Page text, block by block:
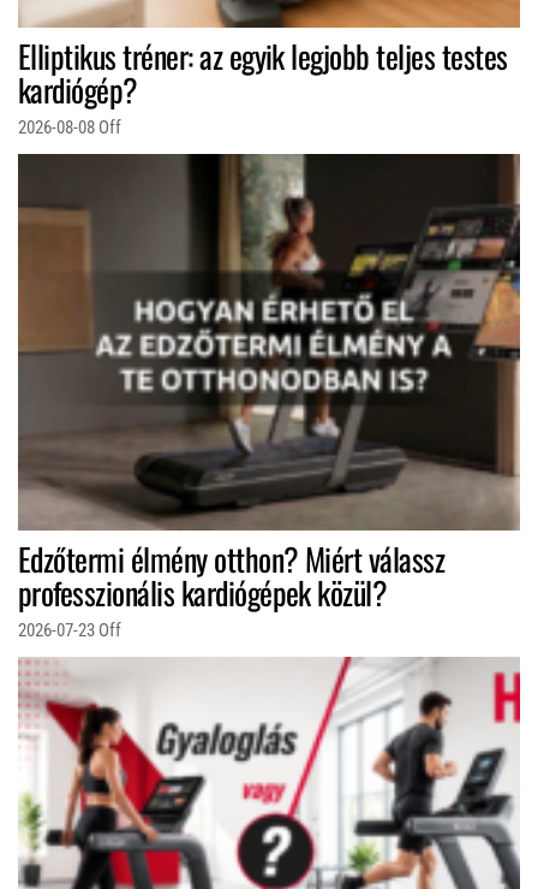
Elliptikus tréner: az egyik legjobb teljes testes
kardiógép?
2026-08-08 Off
Edzőtermi élmény otthon? Miért válassz
professzionális kardiógépek közül?
2026-07-23 Off